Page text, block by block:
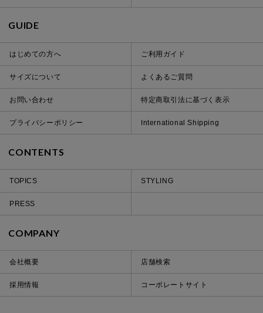
GUIDE
はじめての方へ ご利用ガイド
サイズについて よくあるご質問
お問い合わせ 特定商取引法に基づく表示
プライバシーポリシー International Shipping
CONTENTS
TOPICS STYLING
PRESS
COMPANY
会社概要 店舗検索
採用情報 コーポレートサイト